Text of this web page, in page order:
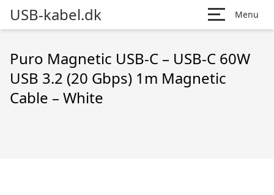
USB-kabel.dk Menu
Puro Magnetic USB-C – USB-C 60W
USB 3.2 (20 Gbps) 1m Magnetic
Cable – White